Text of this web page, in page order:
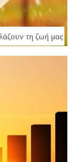
τη ζωή μας